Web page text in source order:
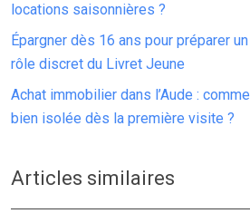
locations saisonnières ?
Épargner dès 16 ans pour préparer
rôle discret du Livret Jeune
Achat immobilier dans l’Aude :
bien isolée dès la première visite ?
Articles similaires